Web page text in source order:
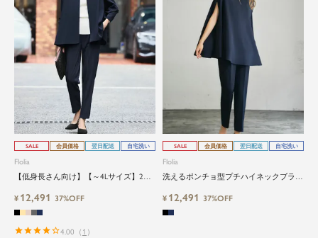
SALE 会員価格 翌日配送 自宅洗い
Flolia
【低身長さん向け】【～4Lサイズ】2点
ンツ 入学式・卒業式・七五三・フォー
マル対応・Home washable
¥ 12,491 37%OFF
4.00 （ 1 ）
SALE 会員価格 翌日配送 自宅洗い
Flolia
洗えるポンチョ型プチハイネックブラウ
¥ 12,491 37%OFF